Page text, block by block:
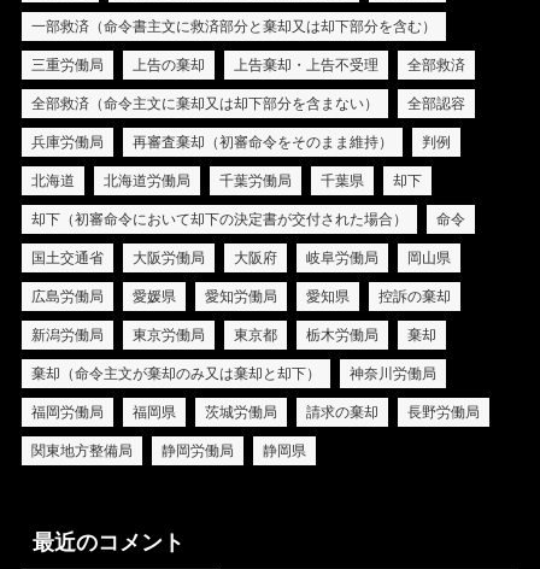
一部救済（命令書主文に救済部分と棄却又は却下部分を含む）
三重労働局 上告の棄却 上告棄却・上告不受理 全部救済
全部救済（命令主文に棄却又は却下部分を含まない） 全部認容
兵庫労働局 再審査棄却（初審命令をそのまま維持） 判例
北海道 北海道労働局 千葉労働局 千葉県 却下
却下（初審命令において却下の決定書が交付された場合） 命令
国土交通省 大阪労働局 大阪府 岐阜労働局 岡山県
広島労働局 愛媛県 愛知労働局 愛知県 控訴の棄却
新潟労働局 東京労働局 東京都 栃木労働局 棄却
棄却（命令主文が棄却のみ又は棄却と却下） 神奈川労働局
福岡労働局 福岡県 茨城労働局 請求の棄却 長野労働局
関東地方整備局 静岡労働局 静岡県
最近のコメント